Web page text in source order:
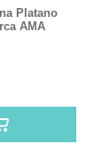
Platano
AMA